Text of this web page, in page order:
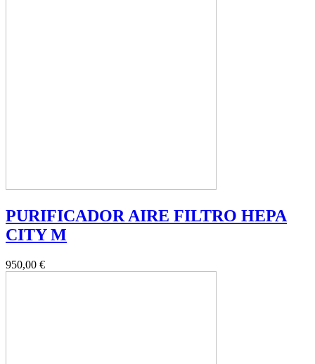
PURIFICADOR AIRE FILTRO HEPA
CITY M
950,00 €